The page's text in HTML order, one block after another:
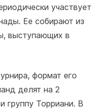
участвует
Ее собирают из
выступающих в
формат его
делят на 2
группу Торриани. В